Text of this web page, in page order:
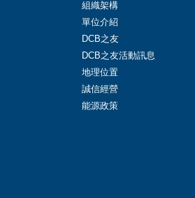
組織架構
單位介紹
DCB之友
DCB之友活動訊息
地理位置
誠信經營
能源政策